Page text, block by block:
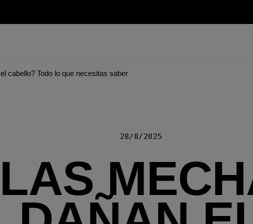
cabello? Todo lo que necesitas saber
28/8/2025